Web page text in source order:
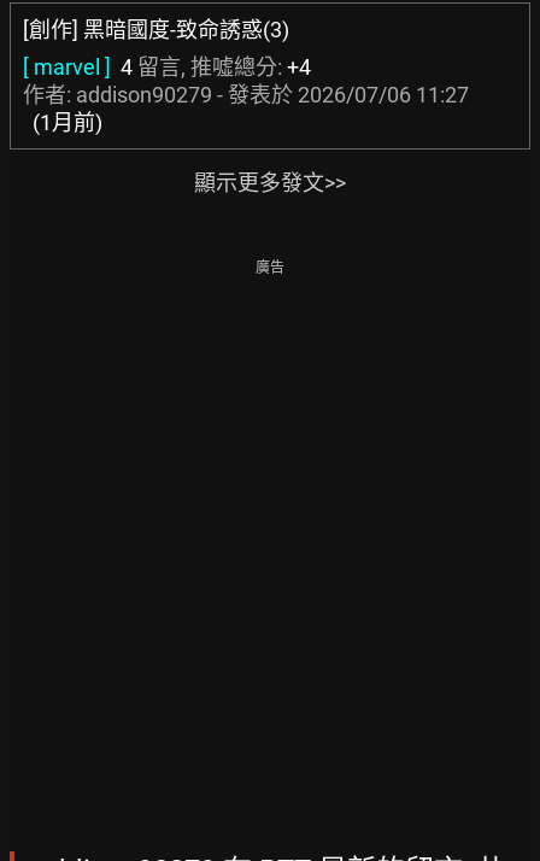
[創作] 黑暗國度-致命誘惑(3)
[ marvel ] 4 留言, 推噓總分: +4
作者: addison90279 - 發表於 2026/07/06 11:27
(1月前)
顯示更多發文>>
廣告